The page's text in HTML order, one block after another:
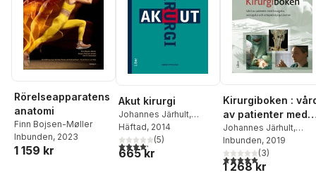
Rörelseapparatens
anatomi
Finn Bojsen-Møller
Inbunden, 2023
1 159 kr
Akut kirurgi
Johannes Järhult,
Miden Melle-Hannah
Häftad, 2014
4,2utav 5 stjärnor. Totalt antal röster:
(5)
665 kr
Kirurgiboken :
av patienter med
kirurgiska,
urologiska och
ortopediska
sjukdomar
Johannes Järhult,
Karsten Offenbartl
Manne Andersson
Inbunden, 2019
5,0utav 5 stjärnor.
(3)
1 268 kr